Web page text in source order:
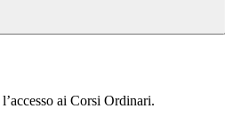
ai Corsi Ordinari.